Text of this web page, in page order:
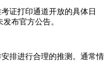
证打印通道开放的具体日
发布官方公告。
排进行合理的推测。通常情